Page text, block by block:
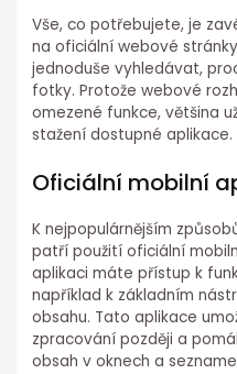
Vše, co potřebujete, je
na oficiální webové
jednoduše vyhledávat,
fotky. Protože webové
omezené funkce, většina
stažení dostupné aplikace.
Oficiální mobilní
K nejpopulárnějším
patří použití oficiální
aplikaci máte přístup k
například k základním
obsahu. Tato aplikace
zpracování později a
obsah v oknech a